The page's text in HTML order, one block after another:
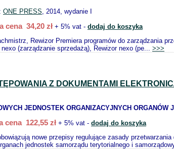
ONE PRESS, 2014, wydanie I
cena 34,20 zł + 5% vat - dodaj do koszyka
Rewizor Premiera programów do zarządzania
(zarządzanie sprzedażą), Rewizor nexo (pe... >>>
Z DOKUMENTAMI
JEDNOSTEK ORGANIZACYJNYCH ORGANÓW
cena 122,55 zł + 5% vat - dodaj do koszyka
nowe przepisy regulujące zasady
jednostek samorządu terytorialnego i